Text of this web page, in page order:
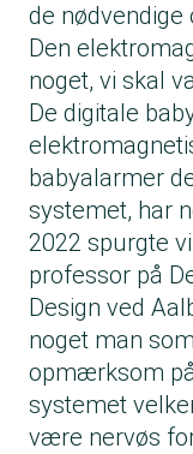
de nødvendige
Den
noget, vi skal
De digitale
babyalarmer
systemet, har
2022 spurgte
professor på
Design ved
noget man
opmærksom
systemet
være nervøs